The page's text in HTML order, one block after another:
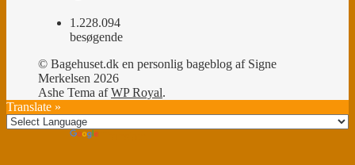
1.228.094
besøgende
© Bagehuset.dk en personlig bageblog af Signe
Merkelsen 2026
Ashe Tema afWP Royal.
Translate »